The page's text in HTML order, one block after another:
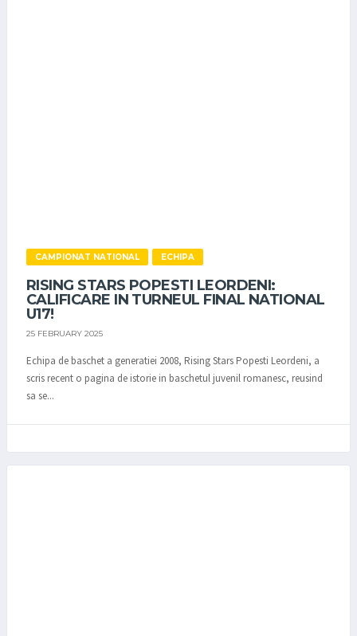
CAMPIONAT NATIONAL ECHIPA
RISING STARS POPESTI LEORDENI:
CALIFICARE IN TURNEUL FINAL NATIONAL
U17!
25 FEBRUARY 2025
Echipa de baschet a generatiei 2008, Rising Stars Popesti Leordeni, a
scris recent o pagina de istorie in baschetul juvenil romanesc, reusind
sa se...